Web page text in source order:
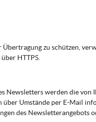
zu schützen,
HTTPS.
Newsletters werden die
über Umstände per E-Mail
des Newsletterangebots